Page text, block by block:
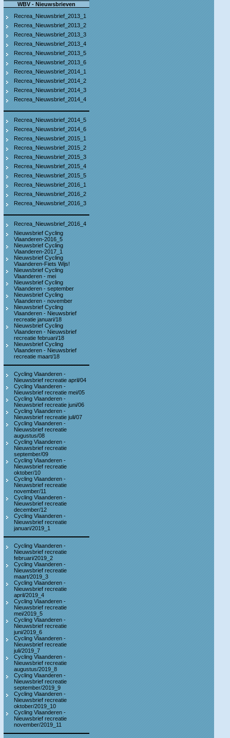
WBV - Nieuwsbrieven
Recrea_Nieuwsbrief_2013_1
Recrea_Nieuwsbrief_2013_2
Recrea_Nieuwsbrief_2013_3
Recrea_Nieuwsbrief_2013_4
Recrea_Nieuwsbrief_2013_5
Recrea_Nieuwsbrief_2013_6
Recrea_Nieuwsbrief_2014_1
Recrea_Nieuwsbrief_2014_2
Recrea_Nieuwsbrief_2014_3
Recrea_Nieuwsbrief_2014_4
Recrea_Nieuwsbrief_2014_5
Recrea_Nieuwsbrief_2014_6
Recrea_Nieuwsbrief_2015_1
Recrea_Nieuwsbrief_2015_2
Recrea_Nieuwsbrief_2015_3
Recrea_Nieuwsbrief_2015_4
Recrea_Nieuwsbrief_2015_5
Recrea_Nieuwsbrief_2016_1
Recrea_Nieuwsbrief_2016_2
Recrea_Nieuwsbrief_2016_3
Recrea_Nieuwsbrief_2016_4
Nieuwsbrief Cycling
Vlaanderen-2016_5
Nieuwsbrief Cycling
Vlaanderen-2017_1
Nieuwsbrief Cycling
Vlaanderen-Fiets Wijs!
Nieuwsbrief Cycling
Vlaanderen - mei
Nieuwsbrief Cycling
Vlaanderen - september
Nieuwsbrief Cycling
Vlaanderen - november
Nieuwsbrief Cycling
Vlaanderen - Nieuwsbrief
recreatie januari/18
Nieuwsbrief Cycling
Vlaanderen - Nieuwsbrief
recreatie februari/18
Nieuwsbrief Cycling
Vlaanderen - Nieuwsbrief
recreatie maart/18
Cycling Vlaanderen -
Nieuwsbrief recreatie april/04
Cycling Vlaanderen -
Nieuwsbrief recreatie mei/05
Cycling Vlaanderen -
Nieuwsbrief recreatie juni/06
Cycling Vlaanderen -
Nieuwsbrief recreatie juli/07
Cycling Vlaanderen -
Nieuwsbrief recreatie
augustus/08
Cycling Vlaanderen -
Nieuwsbrief recreatie
september/09
Cycling Vlaanderen -
Nieuwsbrief recreatie
oktober/10
Cycling Vlaanderen -
Nieuwsbrief recreatie
november/11
Cycling Vlaanderen -
Nieuwsbrief recreatie
december/12
Cycling Vlaanderen -
Nieuwsbrief recreatie
januari/2019_1
Cycling Vlaanderen -
Nieuwsbrief recreatie
februari/2019_2
Cycling Vlaanderen -
Nieuwsbrief recreatie
maart/2019_3
Cycling Vlaanderen -
Nieuwsbrief recreatie
april/2019_4
Cycling Vlaanderen -
Nieuwsbrief recreatie
mei/2019_5
Cycling Vlaanderen -
Nieuwsbrief recreatie
juni/2019_6
Cycling Vlaanderen -
Nieuwsbrief recreatie
juli/2019_7
Cycling Vlaanderen -
Nieuwsbrief recreatie
augustus/2019_8
Cycling Vlaanderen -
Nieuwsbrief recreatie
september/2019_9
Cycling Vlaanderen -
Nieuwsbrief recreatie
oktober/2019_10
Cycling Vlaanderen -
Nieuwsbrief recreatie
november/2019_11